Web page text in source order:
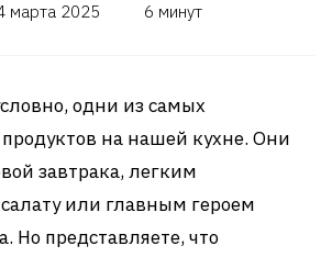
марта 2025 6 минут
одни из самых
на нашей кухне. Они
завтрака, легким
или главным героем
Но представляете, что